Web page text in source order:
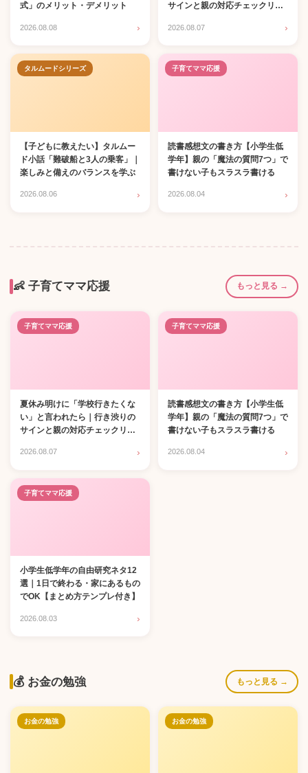
式」のメリット・デメリット
2026.08.08 ›
サインと親の対応チェックリス
2026.08.07 ›
タルムードシリーズ
【子どもに教えたい】タルムー
ド小話「難破船と3人の乗客」｜
楽しみと備えのバランスを学ぶ
2026.08.06 ›
子育てママ応援
読書感想文の書き方【小学生低
学年】親の「魔法の質問7つ」で
書けない子もスラスラ書ける
2026.08.04 ›
👶 子育てママ応援 もっと見る →
子育てママ応援
夏休み明けに「学校行きたくな
い」と言われたら｜行き渋りの
サインと親の対応チェックリス
2026.08.07 ›
子育てママ応援
読書感想文の書き方【小学生低
学年】親の「魔法の質問7つ」で
書けない子もスラスラ書ける
2026.08.04 ›
子育てママ応援
小学生低学年の自由研究ネタ12
選｜1日で終わる・家にあるもの
でOK【まとめ方テンプレ付き】
2026.08.03 ›
💰 お金の勉強 もっと見る →
お金の勉強 お金の勉強